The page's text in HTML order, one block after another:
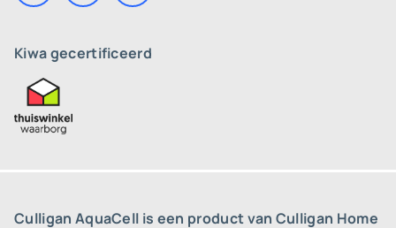
Kiwa gecertificeerd
Culligan AquaCell is een product van Culligan Home